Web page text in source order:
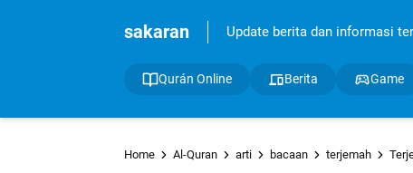
sakaran Update berita dan informasi
Qurán Online Berita Game
Home Al-Quran arti bacaan terjemah